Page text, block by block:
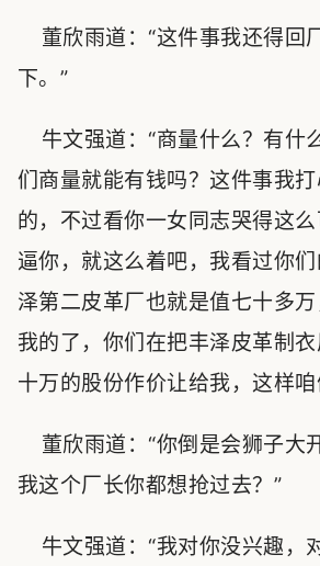
董欣雨道：“这件事我还得回
下。”
牛文强道：“商量什么？有什
们商量就能有钱吗？这件事我
的，不过看你一女同志哭得这
逼你，就这么着吧，我看过你
泽第二皮革厂也就是值七十多
我的了，你们在把丰泽皮革制
十万的股份作价让给我，这样
董欣雨道：“你倒是会狮子大
我这个厂长你都想抢过去？”
牛文强道：“我对你没兴趣，